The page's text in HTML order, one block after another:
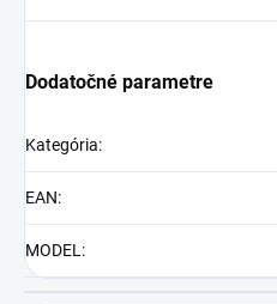
Dodatočné parametre
Kategória:
EAN:
MODEL: